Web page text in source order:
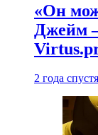
«Он
Джейм
2 года спустя